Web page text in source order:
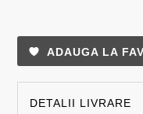
ADAUGA LA
DETALII LIVRARE